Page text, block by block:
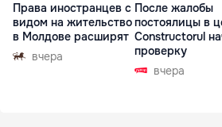
Права иностранцев с
видом на жительство
в Молдове расширят
вчера
После жалобы
постоялицы в
Constructorul
проверку
вчера